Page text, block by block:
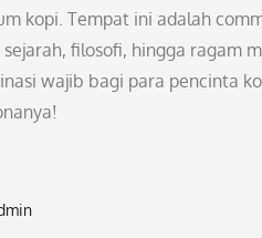
kopi. Tempat ini adalah
sejarah, filosofi, hingga ragam
wajib bagi para pencinta